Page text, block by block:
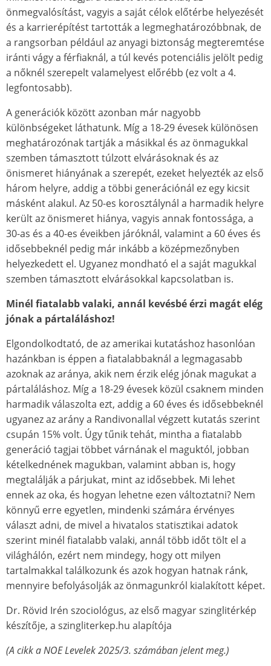
önmegvalósítást, vagyis a saját célok előtérbe helyezését
és a karrierépítést tartották a legmeghatározóbbnak, de
a rangsorban például az anyagi biztonság megteremtése
iránti vágy a férfiaknál, a túl kevés potenciális jelölt pedig
a nőknél szerepelt valamelyest előrébb (ez volt a 4.
legfontosabb).
A generációk között azonban már nagyobb
különbségeket láthatunk. Míg a 18-29 évesek különösen
meghatározónak tartják a másikkal és az önmagukkal
szemben támasztott túlzott elvárásoknak és az
önismeret hiányának a szerepét, ezeket helyezték az első
három helyre, addig a többi generációnál ez egy kicsit
másként alakul. Az 50-es korosztálynál a harmadik helyre
került az önismeret hiánya, vagyis annak fontossága, a
30-as és a 40-es éveikben járóknál, valamint a 60 éves és
idősebbeknél pedig már inkább a középmezőnyben
helyezkedett el. Ugyanez mondható el a saját magukkal
szemben támasztott elvárásokkal kapcsolatban is.
Minél fiatalabb valaki, annál kevésbé érzi magát elég
jónak a pártaláláshoz!
Elgondolkodtató, de az amerikai kutatáshoz hasonlóan
hazánkban is éppen a fiatalabbaknál a legmagasabb
azoknak az aránya, akik nem érzik elég jónak magukat a
pártaláláshoz. Míg a 18-29 évesek közül csaknem minden
harmadik válaszolta ezt, addig a 60 éves és idősebbeknél
ugyanez az arány a Randivonallal végzett kutatás szerint
csupán 15% volt. Úgy tűnik tehát, mintha a fiatalabb
generáció tagjai többet várnának el maguktól, jobban
kételkednének magukban, valamint abban is, hogy
megtalálják a párjukat, mint az idősebbek. Mi lehet
ennek az oka, és hogyan lehetne ezen változtatni? Nem
könnyű erre egyetlen, mindenki számára érvényes
választ adni, de mivel a hivatalos statisztikai adatok
szerint minél fiatalabb valaki, annál több időt tölt el a
világhálón, ezért nem mindegy, hogy ott milyen
tartalmakkal találkozunk és azok hogyan hatnak ránk,
mennyire befolyásolják az önmagunkról kialakított képet.
Dr. Rövid Irén szociológus, az első magyar szinglitérkép
készítője, a szingliterkep.hu alapítója
(A cikk a NOE Levelek 2025/3. számában jelent meg.)